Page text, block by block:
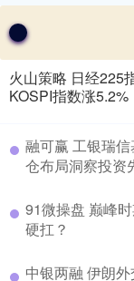
火山策略 日经225
KOSPI指数涨5.2%
融可赢 工银瑞
仓布局洞察投资
​91微操盘 巅峰
硬扛？
中银两融 伊朗